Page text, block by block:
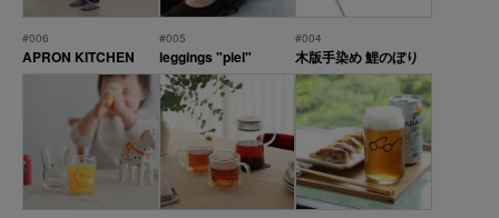
#006
APRON KITCHEN
#005
leggings "piel"
#004
木版手染め 鯉のぼり